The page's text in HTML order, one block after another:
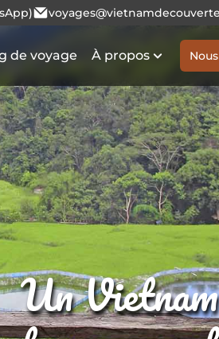
de voyage À propos
Un Vietnam